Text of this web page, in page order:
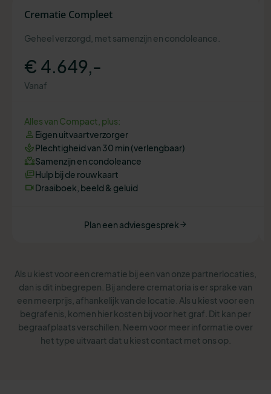
Crematie Compleet
Geheel verzorgd, met samenzijn en condoleance.
€ 4.649,-
Vanaf
Alles van Compact, plus:
Eigen uitvaartverzorger
Plechtigheid van 30 min (verlengbaar)
Samenzijn en condoleance
Hulp bij de rouwkaart
Draaiboek, beeld & geluid
Plan een adviesgesprek
Als u kiest voor een crematie bij een van onze partnerlocaties,
dan is dit inbegrepen. Bij andere crematoria is er sprake van
een meerprijs, afhankelijk van de locatie. Als u kiest voor een
begrafenis, komen hier kosten bij voor het graf. Dit kan per
begraafplaats verschillen. Neem voor meer informatie over
het type uitvaart dat u kiest contact met ons op.